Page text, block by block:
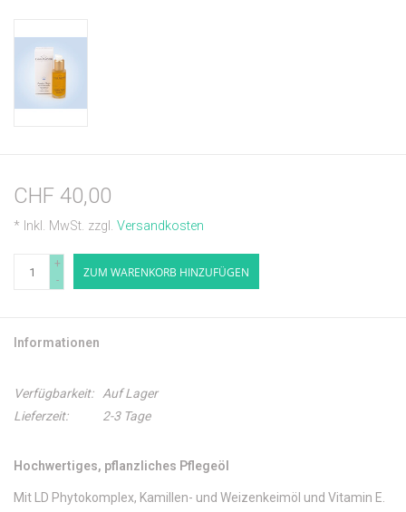
CHF 40,00
* Inkl. MwSt. zzgl. Versandkosten
+
-
ZUM WARENKORB HINZUFÜGEN
Informationen
Verfügbarkeit:
Auf Lager
Lieferzeit:
2-3 Tage
Hochwertiges, pflanzliches Pflegeöl
Mit LD Phytokomplex, Kamillen- und Weizenkeimöl und Vitamin E.